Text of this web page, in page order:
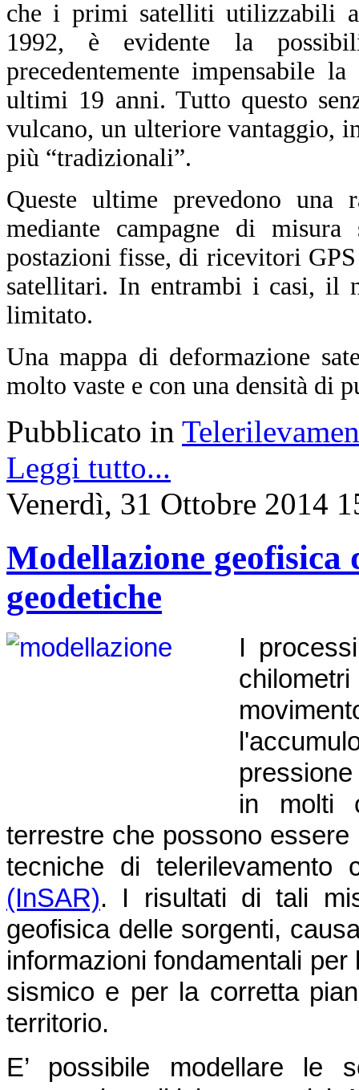
che i primi satelliti utilizzabili
1992, è evidente la
precedentemente impensabile
ultimi 19 anni. Tutto questo
vulcano, un ulteriore vantaggio,
più “tradizionali”.
Queste ultime prevedono una
mediante campagne di
postazioni fisse, di ricevitori
satellitari. In entrambi i casi, il
limitato.
Una mappa di deformazione
molto vaste e con una densità di
Pubblicato in
Leggi tutto...
Venerdì, 31 Ottobre 2014
Modellazione
geodetiche
I
in molti
terrestre che possono
tecniche di telerilevamento
(InSAR). I risultati di tali
geofisica delle sorgenti,
informazioni fondamentali
sismico e per la corretta
territorio.
E’ possibile modellare le